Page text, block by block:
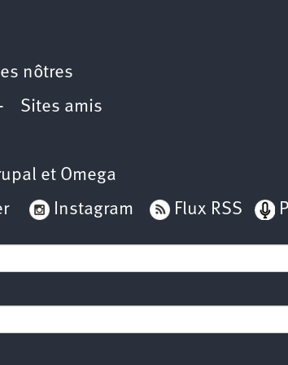
nôtres
Sites amis
et Omega
Instagram Flux RSS